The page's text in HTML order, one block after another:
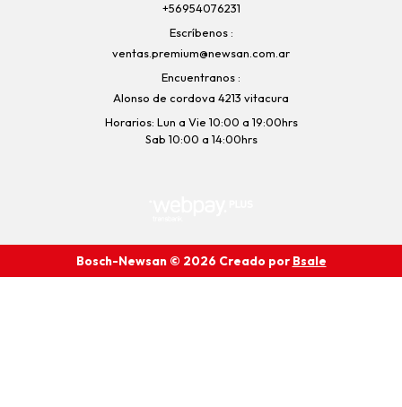
+56954076231
Escríbenos
ventas.premium@newsan.com.ar
Encuentranos
Alonso de cordova 4213 vitacura
Horarios: Lun a Vie 10:00 a 19:00hrs
Sab 10:00 a 14:00hrs
Bosch-Newsan © 2026 Creado por Bsale